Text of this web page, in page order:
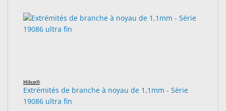
Hilco®
Extrémités de branche à noyau de 1,1mm - Série
19086 ultra fin